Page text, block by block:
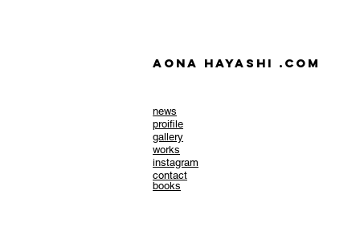
AONA HAYASHI .com
news
​proifile
gallery
works
instagram
contact
books